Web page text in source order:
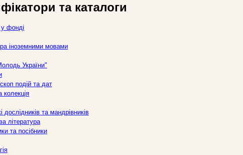
та каталоги
фонді
іноземними мовами
України"
подій та дат
дослідників та мандрівників
література
та посібники